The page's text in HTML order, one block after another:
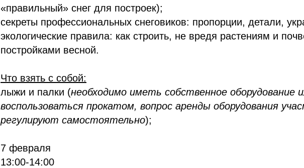
«правильный» снег для построек);
секреты профессиональных снеговиков: пропорции, детали,
экологические правила: как строить, не вредя растениям и
постройками весной.
Что взять с собой:
лыжи и палки (необходимо иметь собственное оборудование
воспользоваться прокатом, вопрос аренды оборудования
регулируют самостоятельно);
7 февраля
13:00-14:00